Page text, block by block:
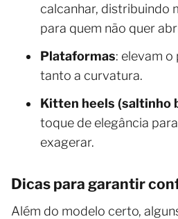
calcanhar, distribuindo
para quem não quer
Plataformas: elevam
tanto a curvatura.
Kitten heels (saltinho
toque de elegância
exagerar.
Dicas para garantir
Além do modelo certo,